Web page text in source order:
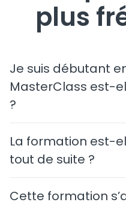
plus
Je suis débutant
MasterClass est-
?
La formation est-
tout de suite ?
Cette formation